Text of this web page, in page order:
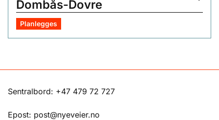
Dombås-Dovre
Planlegges
Sentralbord: +47 479 72 727
Epost: post@nyeveier.no